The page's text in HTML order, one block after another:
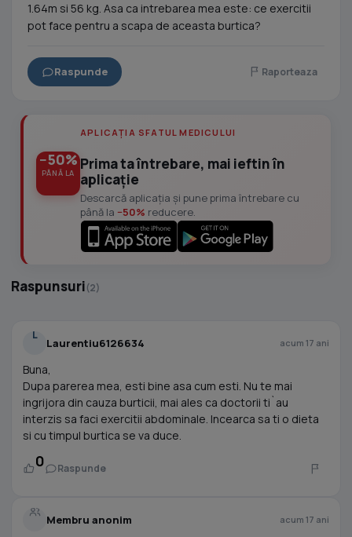
1.64m si 56 kg. Asa ca intrebarea mea este: ce exercitii
pot face pentru a scapa de aceasta burtica?
Raspunde Raporteaza
−50%
PÂNĂ LA
APLICAȚIA SFATUL MEDICULUI
Prima ta întrebare, mai ieftin în
aplicație
Descarcă aplicația și pune prima întrebare cu
până la −50% reducere.
Raspunsuri(2)
L
Laurentiu6126634 acum 17 ani
Buna,
Dupa parerea mea, esti bine asa cum esti. Nu te mai
ingrijora din cauza burticii, mai ales ca doctorii ti`au
interzis sa faci exercitii abdominale. Incearca sa ti o dieta
si cu timpul burtica se va duce.
0 Raspunde
Membru anonim acum 17 ani